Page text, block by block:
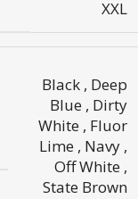
XXL
Black , Deep
Blue , Dirty
White , Fluor
Lime , Navy ,
Off White ,
State Brown